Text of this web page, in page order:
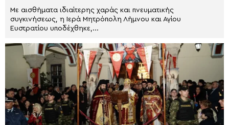
Με αισθήματα ιδιαίτερης χαράς και πνευματικής
συγκινήσεως, η Ιερά Μητρόπολη Λήμνου και Αγίου
Ευστρατίου υποδέχθηκε,...